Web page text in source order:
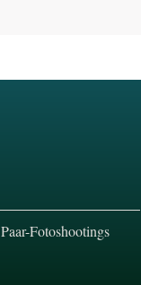
Paar-Fotoshootings